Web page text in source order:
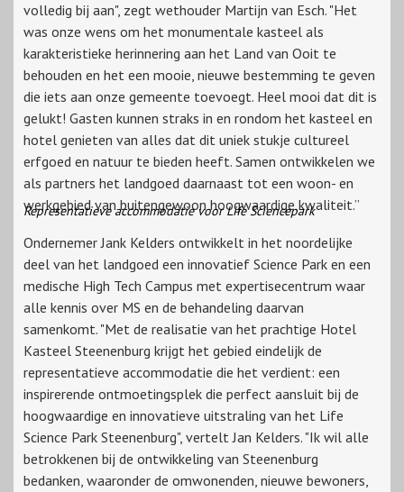
volledig bij aan", zegt wethouder Martijn van Esch. "Het
was onze wens om het monumentale kasteel als
karakteristieke herinnering aan het Land van Ooit te
behouden en het een mooie, nieuwe bestemming te geven
die iets aan onze gemeente toevoegt. Heel mooi dat dit is
gelukt! Gasten kunnen straks in en rondom het kasteel en
hotel genieten van alles dat dit uniek stukje cultureel
erfgoed en natuur te bieden heeft. Samen ontwikkelen we
als partners het landgoed daarnaast tot een woon- en
werkgebied van buitengewoon hoogwaardige kwaliteit.”
Representatieve accommodatie voor Life Sciencepark
Ondernemer Jank Kelders ontwikkelt in het noordelijke
deel van het landgoed een innovatief Science Park en een
medische High Tech Campus met expertisecentrum waar
alle kennis over MS en de behandeling daarvan
samenkomt. "Met de realisatie van het prachtige Hotel
Kasteel Steenenburg krijgt het gebied eindelijk de
representatieve accommodatie die het verdient: een
inspirerende ontmoetingsplek die perfect aansluit bij de
hoogwaardige en innovatieve uitstraling van het Life
Science Park Steenenburg", vertelt Jan Kelders. "Ik wil alle
betrokkenen bij de ontwikkeling van Steenenburg
bedanken, waaronder de omwonenden, nieuwe bewoners,